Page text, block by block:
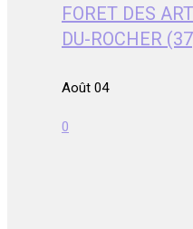
FORET DES
DU-ROCHER
Août 04
0